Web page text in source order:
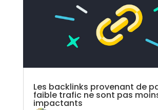
Les backlinks provenant de
faible trafic ne sont pas
impactants